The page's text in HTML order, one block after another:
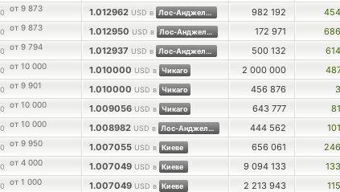
от 9 873 1.012962 USD в Лос-Анджелесе 982 192
от 9 873 1.012950 USD в Лос-Анджелесе 172 971
от 9 794 1.012937 USD в Лос-Анджелесе 500 132
от 10 000 1.010000 USD в Чикаго 2 000 000
от 9 901 1.010000 USD в Чикаго 456 876
от 10 000 1.009056 USD в Чикаго 643 777
от 10 000 1.008982 USD в Лос-Анджелесе 444 562
от 9 950 1.007055 USD в Киеве 656 061
от 4 000 1.007049 USD в Киеве 9 094 133
от 1 000 1.007049 USD в Киеве 2 213 943